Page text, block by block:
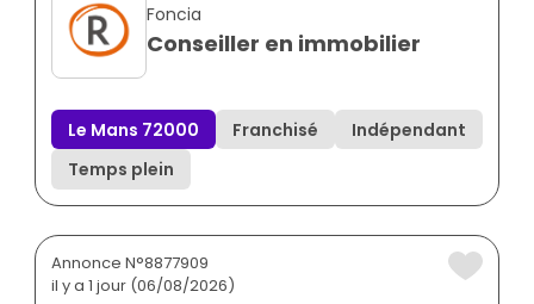
Foncia
Conseiller en immobilier
Le Mans 72000 Franchisé
Indépendant
Temps plein
Annonce N°8877909
il y a 1 jour (06/08/2026)